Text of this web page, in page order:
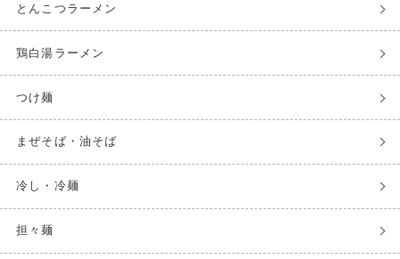
とんこつラーメン
鶏白湯ラーメン
つけ麺
まぜそば・油そば
冷し・冷麺
担々麺